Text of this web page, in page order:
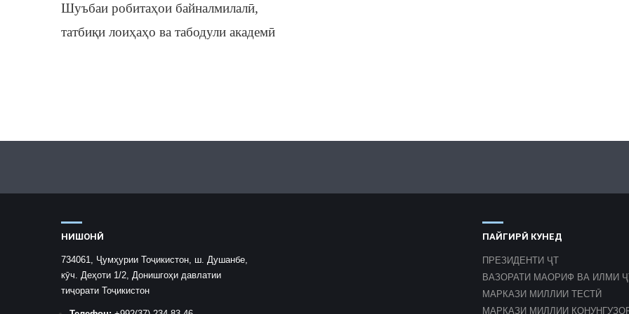
Шуъбаи робитаҳои байналмилалӣ,
татбиқи лоиҳаҳо ва табодули академӣ
НИШОНӢ
734061, Ҷумҳурии Тоҷикистон, ш. Душанбе,
кӯч. Деҳоти 1/2, Донишгоҳи давлатии
тиҷорати Тоҷикистон
ПАЙГИРӢ КУНЕД
ПРЕЗИДЕНТИ ҶТ
ВАЗОРАТИ МАОРИФ ВА ИЛМИ
МАРКАЗИ МИЛЛИИ ТЕСТӢ
МАРКАЗИ МИЛЛИИ